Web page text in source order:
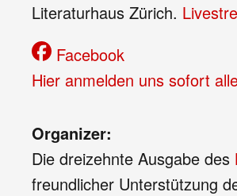
Literaturhaus Zürich.
Facebook
Hier anmelden uns sofort
Organizer:
Die dreizehnte Ausgabe des
freundlicher Unterstützung